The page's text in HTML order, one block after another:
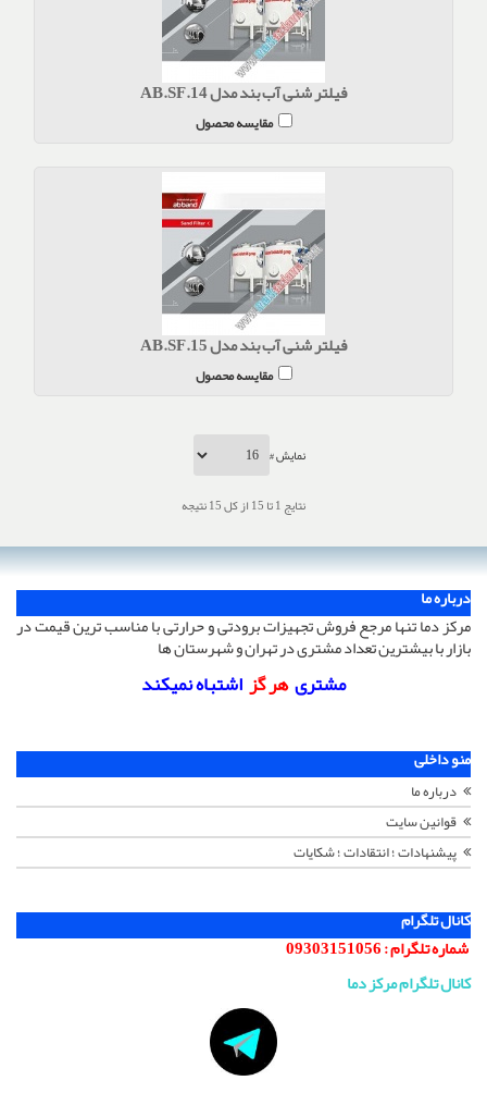
فیلتر شنی آب بند مدل AB.SF.14
مقایسه محصول
فیلتر شنی آب بند مدل AB.SF.15
مقایسه محصول
نمایش #
نتایج 1 تا 15 از کل 15 نتیجه
درباره ما
مرکز دما تنها مرجع فروش تجهیزات برودتی و حرارتی با مناسب ترین قیمت در
بازار با بیشترین تعداد مشتری در تهران و شهرستان ها
مشتریهر گزاشتباه نمیکند
منو داخلی
درباره ما
قوانین سایت
پیشنهادات ؛ انتقادات ؛ شکایات
کانال تلگرام
شماره تلگرام :09303151056
کانال تلگرام مرکز دما